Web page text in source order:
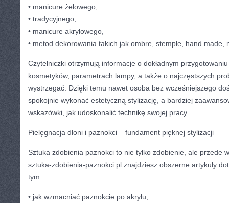
• manicure żelowego,
• tradycyjnego,
• manicure akrylowego,
• metod dekorowania takich jak ombre, stemple, hand made,
Czytelniczki otrzymują informacje o dokładnym
kosmetyków, parametrach lampy, a także o najczęstszych
wystrzegać. Dzięki temu nawet osoba bez wcześniejszego
spokojnie wykonać estetyczną stylizację, a bardziej
wskazówki, jak udoskonalić technikę swojej pracy.
Pielęgnacja dłoni i paznokci – fundament pięknej stylizacji
Sztuka zdobienia paznokci to nie tylko zdobienie, ale przede
sztuka-zdobienia-paznokci.pl znajdziesz obszerne artykuły
tym:
• jak wzmacniać paznokcie po akrylu,